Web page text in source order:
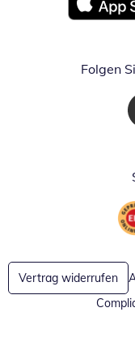
Öffnet in
Folgen
Vertrag widerrufen